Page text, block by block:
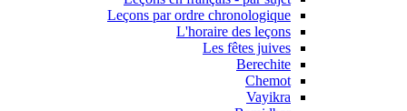
Leçons par ordre chronologique
L'horaire des leçons
Les fêtes juives
Berechite
Chemot
Vayikra